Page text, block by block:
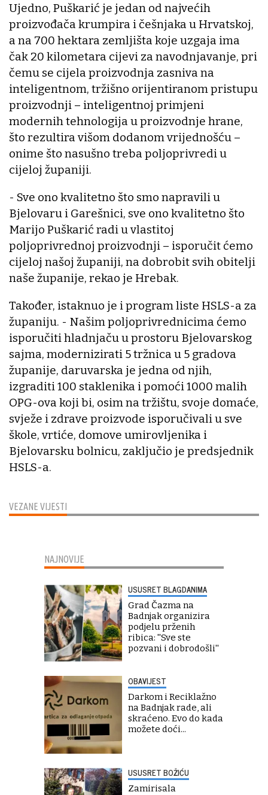
VEZANE VIJESTI
Ujedno, Puškarić je jedan od najvećih
proizvođača krumpira i češnjaka u Hrvatskoj,
a na 700 hektara zemljišta koje uzgaja ima
čak 20 kilometara cijevi za navodnjavanje, pri
čemu se cijela proizvodnja zasniva na
inteligentnom, tržišno orijentiranom pristupu
proizvodnji – inteligentnoj primjeni
modernih tehnologija u proizvodnje hrane,
što rezultira višom dodanom vrijednošću –
onime što nasušno treba poljoprivredi u
cijeloj županiji.
- Sve ono kvalitetno što smo napravili u
Bjelovaru i Garešnici, sve ono kvalitetno što
Marijo Puškarić radi u vlastitoj
poljoprivrednoj proizvodnji – isporučit ćemo
cijeloj našoj županiji, na dobrobit svih obitelji
naše županije, rekao je Hrebak.
Također, istaknuo je i program liste HSLS-a za
županiju. - Našim poljoprivrednicima ćemo
isporučiti hladnjaču u prostoru Bjelovarskog
sajma, modernizirati 5 tržnica u 5 gradova
županije, daruvarska je jedna od njih,
izgraditi 100 staklenika i pomoći 1000 malih
OPG-ova koji bi, osim na tržištu, svoje domaće,
svježe i zdrave proizvode isporučivali u sve
škole, vrtiće, domove umirovljenika i
Bjelovarsku bolnicu, zaključio je predsjednik
HSLS-a.
NAJNOVIJE
USUSRET BLAGDANIMA
Grad Čazma na
Badnjak organizira
podjelu prženih
ribica: ''Sve ste
pozvani i dobrodošli''
OBAVIJEST
Darkom i Reciklažno
na Badnjak rade, ali
skraćeno. Evo do kada
možete doći...
USUSRET BOŽIĆU
Zamirisala